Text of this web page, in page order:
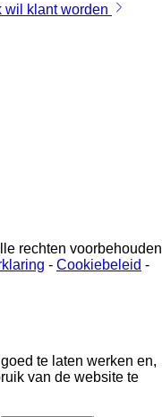
wil klant worden
rechten voorbehouden
- Cookiebeleid -
te laten werken en,
van de website te